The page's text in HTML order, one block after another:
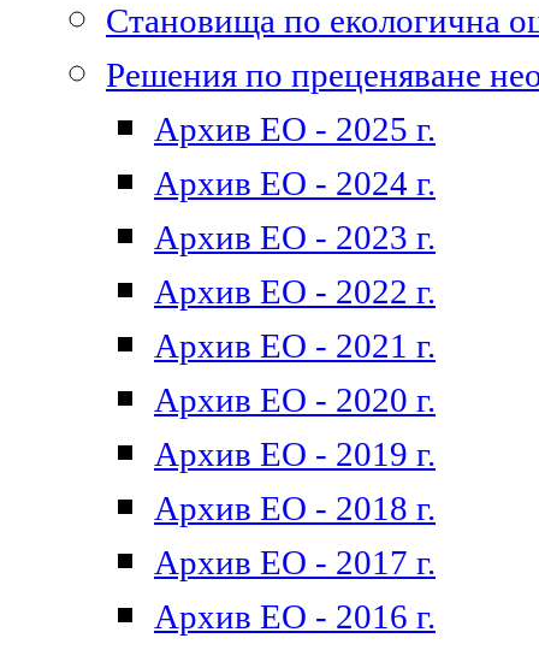
Становища по екологична
Решения по преценяване
Архив ЕО - 2025 г.
Архив ЕО - 2024 г.
Архив ЕО - 2023 г.
Архив ЕО - 2022 г.
Архив ЕО - 2021 г.
Архив ЕО - 2020 г.
Архив ЕО - 2019 г.
Архив ЕО - 2018 г.
Архив ЕО - 2017 г.
Архив ЕО - 2016 г.